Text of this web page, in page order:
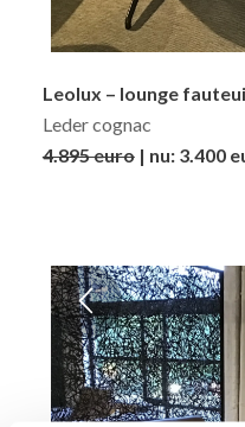
Leolux – lounge
Leder cognac
4.895 euro| nu: 3.400